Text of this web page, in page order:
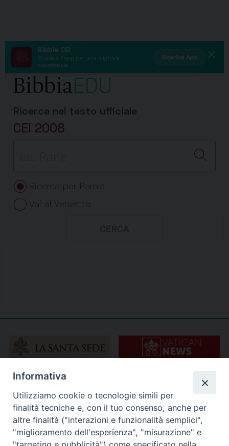
Informativa
Utilizziamo cookie o tecnologie simili per
finalità tecniche e, con il tuo consenso, anche per
altre finalità ("interazioni e funzionalità semplici",
"miglioramento dell'esperienza", "misurazione" e